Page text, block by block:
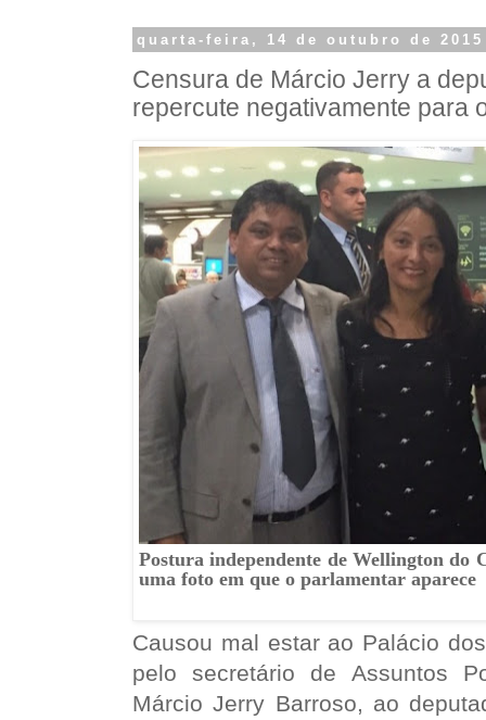
quarta-feira, 14 de outubro de 2015
Censura de Márcio Jerry a
repercute negativamente para
Postura independente de Wellington
uma foto em que o parlamentar aparece
Causou mal estar ao Palácio
pelo secretário de Assuntos
Márcio Jerry Barroso, ao